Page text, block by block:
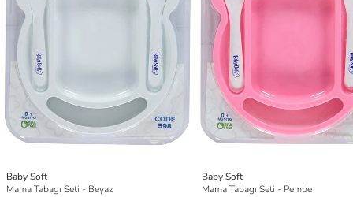
Baby Soft
Mama Tabagı Seti - Beyaz
Baby Soft
Mama Tabagı Seti - Pembe